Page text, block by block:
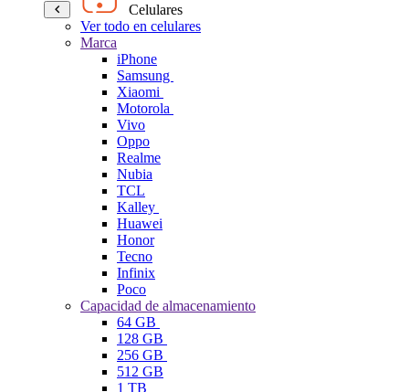
Celulares
Ver todo en celulares
Marca
iPhone
Samsung
Xiaomi
Motorola
Vivo
Oppo
Realme
Nubia
TCL
Kalley
Huawei
Honor
Tecno
Infinix
Poco
Capacidad de almacenamiento
64 GB
128 GB
256 GB
512 GB
1 TB